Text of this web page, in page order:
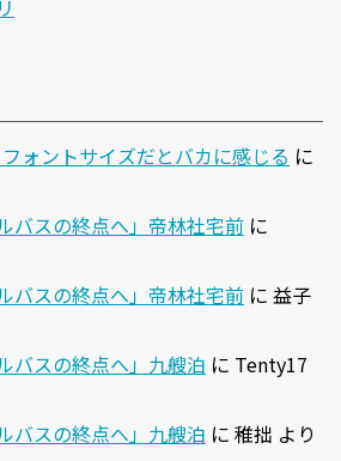
ォントサイズだとバカに感じる に
バスの終点へ」帝林社宅前 に
バスの終点へ」帝林社宅前 に 益子
バスの終点へ」九艘泊 に Tenty17
バスの終点へ」九艘泊 に 稚拙 より